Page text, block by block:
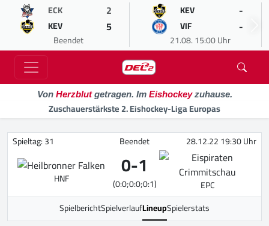
ECK 2
KEV 5
Beendet
KEV -
VIF -
21.08. 15:00 Uhr
Von Herzblutgetragen. Im Eishockeyzuhause.
Zuschauerstärkste 2. Eishockey-Liga Europas
Spieltag: 31 Beendet 28.12.22 19:30 Uhr
HNF 0-1
(0:0;0:0;0:1)
EPC
SpielberichtSpielverlaufLineupSpielerstats